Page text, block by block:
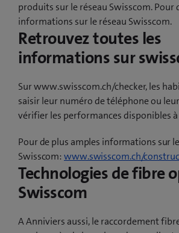
produits sur le réseau Swisscom. Pour
informations sur le réseau Swisscom.
Retrouvez toutes les
informations sur
Sur www.swisscom.ch/checker, les
saisir leur numéro de téléphone ou
vérifier les performances disponibles
Pour de plus amples informations sur
Swisscom:www.swisscom.ch/
Technologies de fibre
Swisscom
A Anniviers aussi, le raccordement